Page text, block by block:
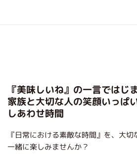
『美味しいね』の一言ではじ
家族と大切な人の笑顔いっぱ
しあわせ時間
『日常における素敵な時間』を、大切
一緒に楽しみませんか？